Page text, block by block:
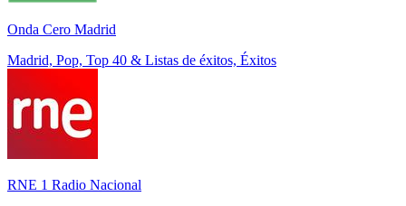
Onda Cero Madrid
Madrid, Pop, Top 40 & Listas de éxitos, Éxitos
RNE 1 Radio Nacional